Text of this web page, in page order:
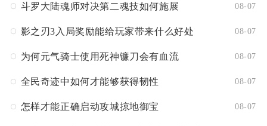
斗罗大陆魂师对决第二魂技如何施展 08-07
影之刃3入局奖励能给玩家带来什么好处 08-07
为何元气骑士使用死神镰刀会有血流 08-07
全民奇迹中如何才能够获得韧性 08-07
怎样才能正确启动攻城掠地御宝 08-07